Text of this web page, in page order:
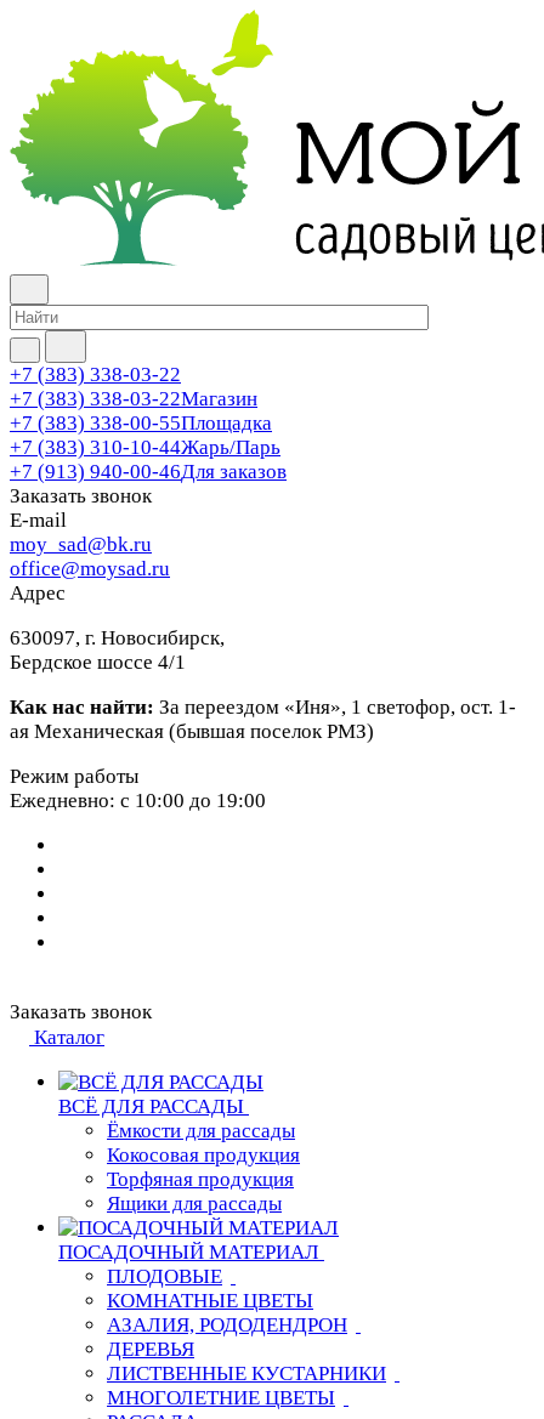
+7 (383) 338-03-22
+7 (383) 338-03-22Магазин
+7 (383) 338-00-55Площадка
+7 (383) 310-10-44Жарь/Парь
+7 (913) 940-00-46Для заказов
Заказать звонок
E-mail
moy_sad@bk.ru
office@moysad.ru
Адрес
630097, г. Новосибирск,
Бердское шоссе 4/1
Как нас найти: За переездом «Иня», 1 светофор, ост. 1-
ая Механическая (бывшая поселок РМЗ)
Режим работы
Ежедневно: с 10:00 до 19:00
Заказать звонок
Каталог
ВСЁ ДЛЯ РАССАДЫ
Ёмкости для рассады
Кокосовая продукция
Торфяная продукция
Ящики для рассады
ПОСАДОЧНЫЙ МАТЕРИАЛ
ПЛОДОВЫЕ
КОМНАТНЫЕ ЦВЕТЫ
АЗАЛИЯ, РОДОДЕНДРОН
ДЕРЕВЬЯ
ЛИСТВЕННЫЕ КУСТАРНИКИ
МНОГОЛЕТНИЕ ЦВЕТЫ